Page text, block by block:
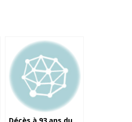
Décès à 93 ans du